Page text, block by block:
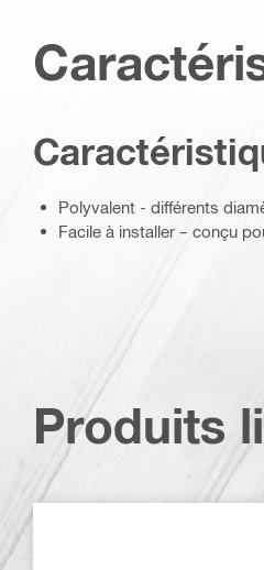
Polyvalent - différents
Facile à installer – conçu
Produits